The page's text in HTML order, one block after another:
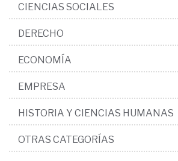
CIENCIAS SOCIALES
DERECHO
ECONOMÍA
EMPRESA
HISTORIA Y CIENCIAS HUMANAS
OTRAS CATEGORÍAS